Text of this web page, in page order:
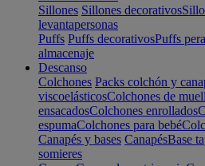
Sillones Sillones decorativos
levantapersonas
Puffs Puffs decorativosPuffs pera
almacenaje
Descanso
Colchones Packs colchón y
viscoelásticosColchones de
ensacadosColchones enrollados
espumaColchones para bebé
Canapés y bases CanapésBase
somieres